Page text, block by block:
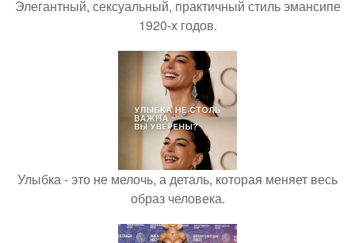
Элегантный, сексуальный, практичный стиль эмансипе
1920-х годов.
Улыбка - это не мелочь, а деталь, которая меняет весь
образ человека.